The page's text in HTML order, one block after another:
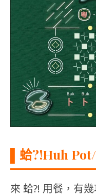
蛤?!Huh Pot/
來 蛤?! 用餐，有